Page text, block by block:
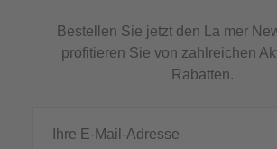
Bestellen Sie jetzt den La mer
profitieren Sie von zahlreichen
Rabatten.